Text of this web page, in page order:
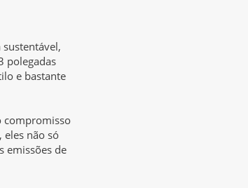
sustentável,
polegadas
e bastante
compromisso
eles não só
emissões de